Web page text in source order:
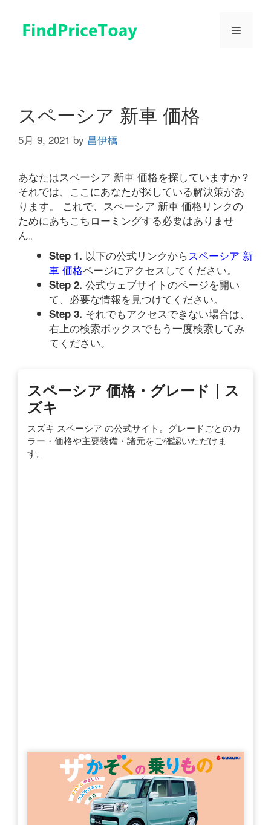
メ
スペーシア 新車 価格
5月 9, 2021 by 昌伊橋
あなたはスペーシア 新車 価格を探していますか？
それでは、ここにあなたが探している解決策があ
ります。 これで、スペーシア 新車 価格リンクの
ためにあちこちローミングする必要はありませ
ん。
Step 1. 以下の公式リンクからスペーシア 新
車 価格ページにアクセスしてください。
Step 2. 公式ウェブサイトのページを開い
て、必要な情報を見つけてください。
Step 3. それでもアクセスできない場合は、
右上の検索ボックスでもう一度検索してみ
てください。
スペーシア 価格・グレード｜ス
ズキ
スズキ スペーシア の公式サイト。グレードごとのカ
ラー・価格や主要装備・諸元をご確認いただけま
す。